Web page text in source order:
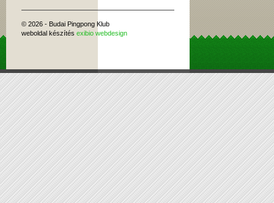
© 2026 - Budai Pingpong Klub
weboldal készítés exibio webdesign